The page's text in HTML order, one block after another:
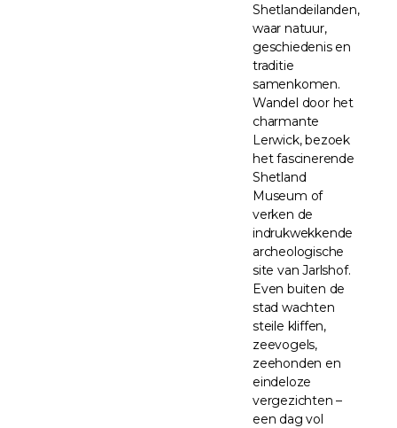
Shetlandeilanden,
waar natuur,
geschiedenis en
traditie
samenkomen.
Wandel door het
charmante
Lerwick, bezoek
het fascinerende
Shetland
Museum of
verken de
indrukwekkende
archeologische
site van Jarlshof.
Even buiten de
stad wachten
steile kliffen,
zeevogels,
zeehonden en
eindeloze
vergezichten –
een dag vol